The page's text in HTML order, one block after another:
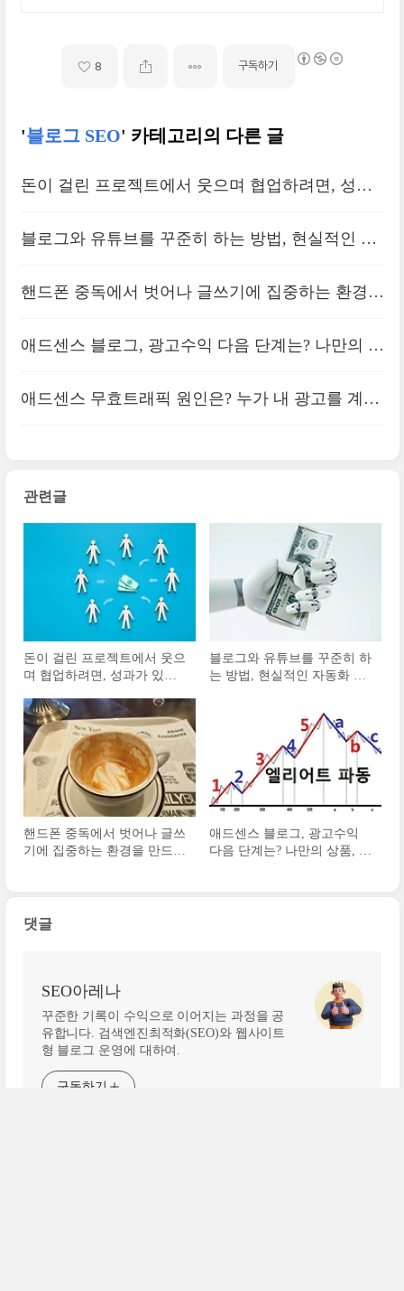
8 구독하기
'블로그 SEO' 카테고리의 다른 글
돈이 걸린 프로젝트에서 웃으며 협업하려면, 성과
블로그와 유튜브를 꾸준히 하는 방법, 현실적인 자
핸드폰 중독에서 벗어나 글쓰기에 집중하는 환경을
애드센스 블로그, 광고수익 다음 단계는? 나만의 상
애드센스 무효트래픽 원인은? 누가 내 광고를 계속
관련글
돈이 걸린 프로젝트에서 웃으
며 협업하려면, 성과가 있어
블로그와 유튜브를 꾸준히 하
는 방법, 현실적인 자동화 수
핸드폰 중독에서 벗어나 글쓰
기에 집중하는 환경을 만드는
애드센스 블로그, 광고수익
다음 단계는? 나만의 상품, 팔
댓글
SEO아레나
꾸준한 기록이 수익으로 이어지는 과정을 공
유합니다. 검색엔진최적화(SEO)와 웹사이트
형 블로그 운영에 대하여.
구독하기